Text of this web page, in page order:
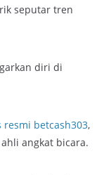
seputar tren
diri di
resmi betcash303,
angkat bicara.